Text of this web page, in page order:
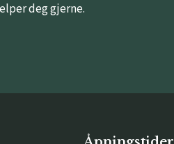
deg gjerne.